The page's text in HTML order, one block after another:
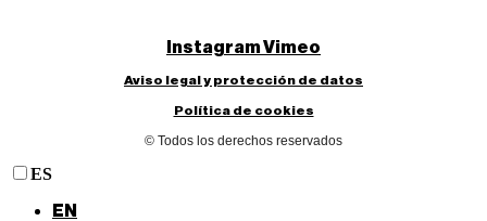
InstagramVimeo
Aviso legal y protección de datos
Política de cookies
© Todos los derechos reservados
ES
EN